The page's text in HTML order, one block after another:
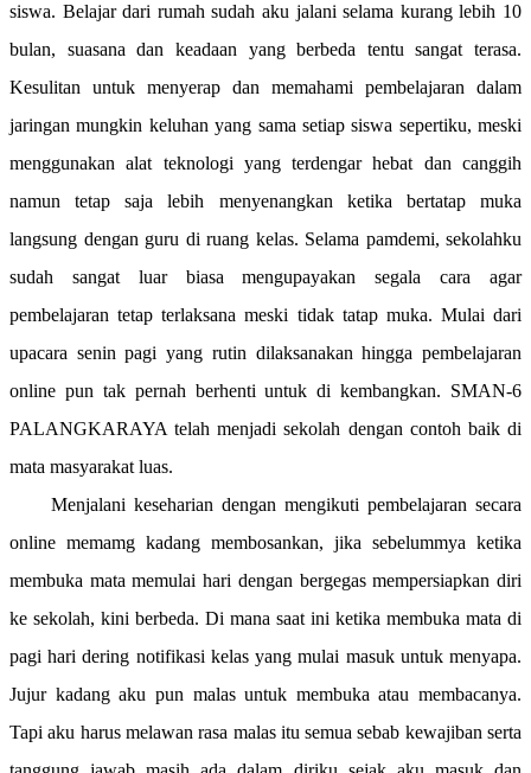
siswa. Belajar dari rumah sudah aku jalani selama kurang lebih 10
bulan, suasana dan keadaan yang berbeda tentu sangat terasa.
Kesulitan untuk menyerap dan memahami pembelajaran dalam
jaringan mungkin keluhan yang sama setiap siswa sepertiku, meski
menggunakan alat teknologi yang terdengar hebat dan canggih
namun tetap saja lebih menyenangkan ketika bertatap muka
langsung dengan guru di ruang kelas. Selama pamdemi, sekolahku
sudah sangat luar biasa mengupayakan segala cara agar
pembelajaran tetap terlaksana meski tidak tatap muka. Mulai dari
upacara senin pagi yang rutin dilaksanakan hingga pembelajaran
online pun tak pernah berhenti untuk di kembangkan. SMAN-6
PALANGKARAYA telah menjadi sekolah dengan contoh baik di
mata masyarakat luas.
Menjalani keseharian dengan mengikuti pembelajaran secara
online memamg kadang membosankan, jika sebelummya ketika
membuka mata memulai hari dengan bergegas mempersiapkan diri
ke sekolah, kini berbeda. Di mana saat ini ketika membuka mata di
pagi hari dering notifikasi kelas yang mulai masuk untuk menyapa.
Jujur kadang aku pun malas untuk membuka atau membacanya.
Tapi aku harus melawan rasa malas itu semua sebab kewajiban serta